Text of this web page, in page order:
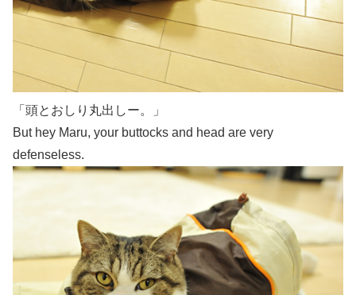
「頭とおしり丸出しー。」
But hey Maru, your buttocks and head are very
defenseless.